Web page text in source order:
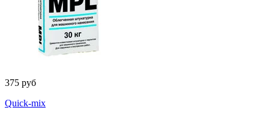
375 руб
Quick-mix